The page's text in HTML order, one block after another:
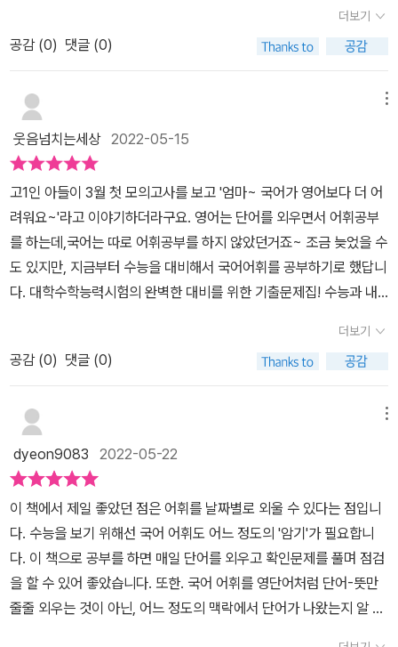
다 마음에 든다. 애들아~~ 무엇이든 일단 도전을 해봐! 해보면 생각
했던 것보다 쉬울지 모르니 말이야. 라고 말해주고 싶다. 그들 모두에
게 화이팅~~~! [#협찬] [출판사를 통해 교재만을 지원받아 직접
작성하였습니다]
제였냐며자신이 곧잘 푸니 수능이 마냥 어렵지 않구나라는 자신감도
갖게 되었어요. 두 번씩 읽어보고 표시를 했는데교재를 완북한 다음
에도 다시 읽어봐야겠다고 하더라고요. '마더텅 까만책' 완전 만족
입니다!! 부록혼동하기 쉬운 단어, 잘못 표기하기 쉬운 단어, 한자
성어, 속담, 관용어 부록으로 <혼동하기 쉬운 단어>, <잘못 표
기하기 쉬운 단어>, <한자성어>, <속담>, <관용어>가 나와있어
요. 문제 보기로 곧잘 나오는 한자성어, 속담 그리고 관용표현이 한눈
에 보기 쉽게 정리가 되어 있어서아이가 무척 도움이 되었다고 해
요. 한자성어와 관용표현이 특히 도움이 많이 되었다고 합니다.수능
과 고등 내신을 대비할 수 있는 어휘!고등 어휘를 총정리할 수 있는 교
재에요. 고등 입학하기 전에 고등 어휘는 끝내고 올라가야겠다고 생
각했었는데<마더텅 수능 기출문제집>덕분에 그리할 수 있게 되었다
단어, 관용 표현 (한자성어, 속담, 관용어) 가 차례대로 수록되어 있
다. 정담과 해설에는 정답과 해설 및오답 확인을 통해 왜 틀렸는지를
요시간, 복습이 필요한문제 수 및 자기 성취도평가를 통해 학습이 어
떻게 진행이 되었는지 알 수 있다. ​국어 어휘 공부만 제대로 된다면 국
어공부의 절반은 마무리 된다고 봐도 될 것이다. 어휘부터 차근차근
공부하면서 국어문학과 독서 공부를 병행하여 국어 등급을 올려야겠
다.
쉬운 단어, 잘못 표기하기 쉬운 단어, 관용 표현으로 구성되어 있다.​이
책은 문제를 풀면서 채점하면서 학습하는 교재가 아닌아이가 차분히
반복하면서 어휘를 이해하는 것이 중요하다고 생각한다.어휘의 한자
뜻, 다의어, 유의어 를 차분히 이해하면서 조금씩 학습하면 좋은 교재
하다보니 큰 부담없이 학습하고 있습니다.​이 교재의 장점은 정답과
해설에도 있습니다.예문을 요약 해설해주고 오답확인을 통해 문제를
정확하게 파악할 수 있습니다.​마더텅 수능기출문제집 국어어휘를 향
상 시키고 싶다면 교재를 추천합니다.
더보기
공감 (0) 댓글 (0)
웃음넘치는세상2022-05-15
고1인 아들이 3월 첫 모의고사를 보고 '엄마~ 국어가 영어보다 더 어
려워요~'라고 이야기하더라구요. 영어는 단어를 외우면서 어휘공부
를 하는데,국어는 따로 어휘공부를 하지 않았던거죠~ 조금 늦었을 수
도 있지만, 지금부터 수능을 대비해서 국어어휘를 공부하기로 했답니
다. 대학수학능력시험의 완벽한 대비를 위한 기출문제집! 수능과 내
이예요.총 1,750여개의 어휘가 수록되어 있답니다. 2008년 ~ 202
2학년도 수능과 모의평가 지문에서 필수 어휘로 선정된 것을 수록하
였어요. 1일차부터 14일차까지는 독서어휘예요.​기출 지문에서 선정
한 표제어의 개념을 인문, 사회, 과학· 기술, 예술, 영역별로 정리되어
유의어 등을 예문과 함께 정리해 놓았지요~ 15일차부터 28일차까지
는 문학어휘예요. 문학 개념어, 고전 문학과 현대 문학 작품 이해를 위
한 필수 어휘가 수능과 모의평가 기출 예문으로 정리해서 수록되어있
지요~ 어휘 미리보기에서 이해한 표제어를 기출 문제로 확인하지요
~ 문제를 통해 어휘의 문맥적 의미를 정확하게 몸에 배어서 자기 것
이 될 수 있어요. 철저한 기출 예문을 바탕으로 한 문제로, 실전 감각
향상에 도움이 되지요. 문학 작품의 예문을 통해 문학개념어를 이해
하는데 많은 도움이 될 수 있도록 되어있어요. 독서는 175문항, 문학
더보기
공감 (0) 댓글 (0)
dyeon9083 2022-05-22
이 책에서 제일 좋았던 점은 어휘를 날짜별로 외울 수 있다는 점입니
다. 수능을 보기 위해선 국어 어휘도 어느 정도의 '암기'가 필요합니
다. 이 책으로 공부를 하면 매일 단어를 외우고 확인문제를 풀며 점검
을 할 수 있어 좋았습니다. 또한. 국어 어휘를 영단어처럼 단어-뜻만
줄줄 외우는 것이 아닌, 어느 정도의 맥락에서 단어가 나왔는지 알 수